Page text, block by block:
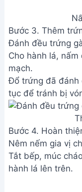
Bước 3. Thêm
Đánh đều trứng
Cho hành lá,
mạch.
Đổ trứng đã đánh
tục để tránh bị
Bước 4. Hoàn
Nêm nếm gia vị
Tắt bếp, múc
hành lá lên trên.